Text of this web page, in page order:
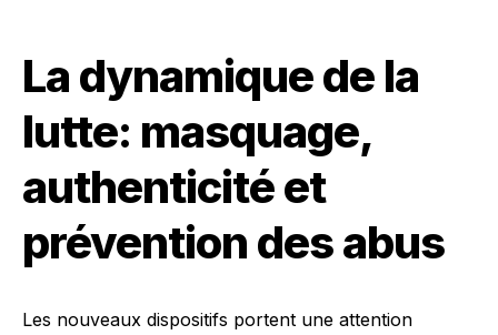
La dynamique de la
lutte: masquage,
authenticité et
prévention des abus
Les nouveaux dispositifs portent une attention